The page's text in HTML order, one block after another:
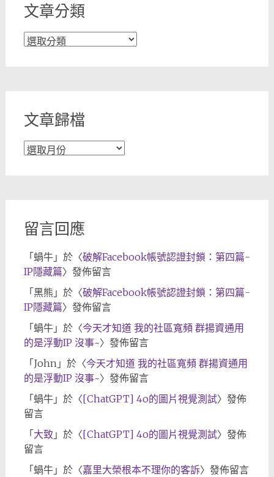
文章分類
文
文章歸檔
文
留言回應
「 蝸牛」於〈破解Facebook帳號認證封鎖：第四篇-
IP隱藏篇〉發佈留言
「 黑熊 」於〈破解Facebook帳號認證封鎖：第四篇-
IP隱藏篇〉發佈留言
「 蝸牛」於〈今天才知道 我的社區寬頻 群揚資通用
的是浮動IP 沒事~〉發佈留言
「 John」於〈今天才知道 我的社區寬頻 群揚資通用
的是浮動IP 沒事~〉發佈留言
「 蝸牛」於〈[ChatGPT] 4o的圖片視覺測試〉發佈
留言
「 大致 」於〈[ChatGPT] 4o的圖片視覺測試〉發佈
留言
「 蝸牛」於〈嘉里大榮根本不理你的客訴〉發佈留言